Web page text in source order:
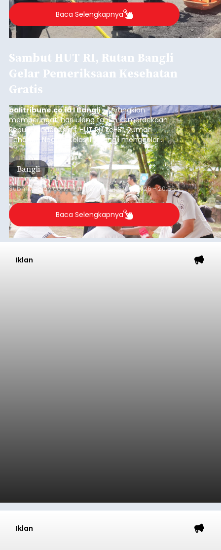
Baca Selengkapnya
Sambut HUT RI, Rutan Bangli
Gelar Pemeriksaan Kesehatan
Gratis
balitribune.co.id I Bangli -Serangkian
memperingati hari ulang tahun Kemerdekaan
Republik Indonesia ( HUT RI) ke-81, Rumah
Tahanan Negara Kelas II B Bangli menggelar
kegiatan pemeriksaan kesehatan gratis, Rabu
(6/8/2026).
Bangli
Submitted bycontributor Thu, 08/06/2026 - 20:56
Baca Selengkapnya
Iklan
Iklan